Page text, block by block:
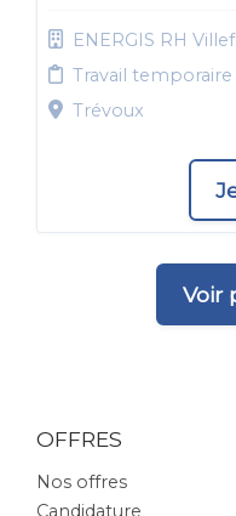
ENERGIS RH
Travail
Trévoux
Voir
OFFRES
Nos offres
Candidature